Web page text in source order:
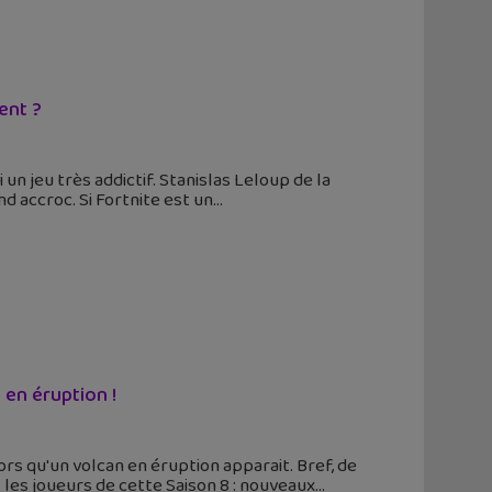
?
jeu très addictif. Stanislas Leloup de la
accroc. Si Fortnite est un
éruption !
qu'un volcan en éruption apparait. Bref, de
joueurs de cette Saison 8 : nouveaux